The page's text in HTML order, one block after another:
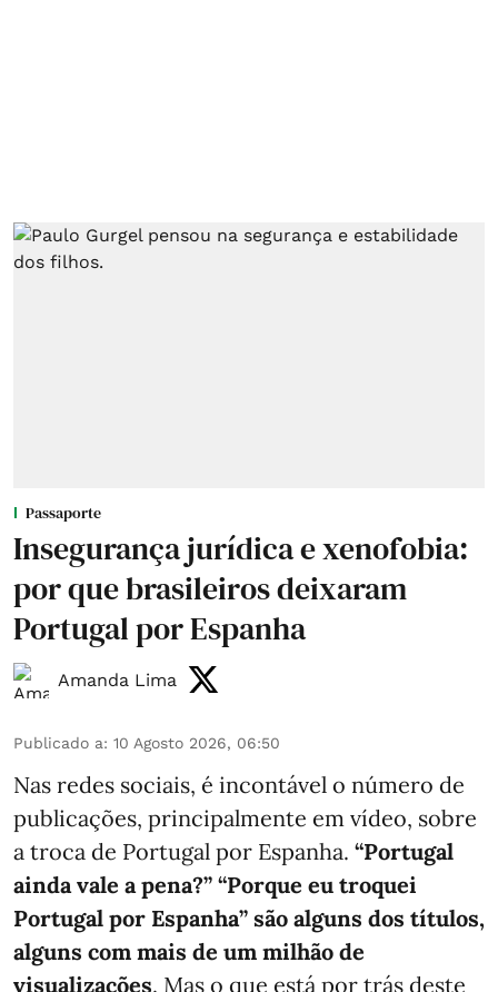
Passaporte
Insegurança jurídica e xenofobia:
por que brasileiros deixaram
Portugal por Espanha
Amanda Lima
Publicado a: 10 Agosto 2026, 06:50
Nas redes sociais, é incontável o número de
publicações, principalmente em vídeo, sobre
a troca de Portugal por Espanha. “Portugal
ainda vale a pena?” “Porque eu troquei
Portugal por Espanha” são alguns dos títulos,
alguns com mais de um milhão de
visualizações. Mas o que está por trás deste